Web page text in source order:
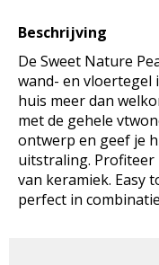
Beschrijving
De Sweet Nature
wand- en vloertegel
huis meer dan
met de gehele
ontwerp en geef je
uitstraling. Profiteer
van keramiek. Easy
perfect in